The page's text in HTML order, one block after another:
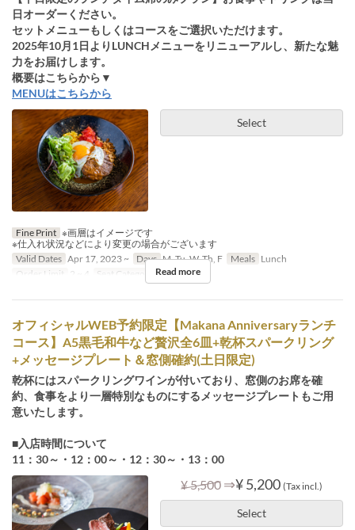
日オーダーください。
セットメニューもしくはコースをご選択いただけます。
2025年10月1日よりLUNCHメニューをリニューアルし、新たな魅
力をお届けします。
概要はこちらから▼
MENUはこちらから
Select
Fine Print ※画層はイメージです
※仕入れ状況などにより変更の場合がございます
Valid Dates Apr 17, 2023 ~ Days M, Tu, W, Th, F Meals Lunch
Order Limit
2 ~ 4 Seat Category Table Seat
Read more
オフィシャルWEB予約限定【Makana Anniversaryランチ
コース】A5黒毛和牛など贅沢全6皿+乾杯スパークリング
+メッセージプレート＆窓側確約(土日限定)
乾杯にはスパークリングワインが付いており、窓側のお席を確
約、食事をより一層特別なものにするメッセージプレートもご用
意いたします。
■入店時間について
11：30～・12：00～・12：30～・13：00
¥ 5,500 ⇒¥ 5,200 (Tax incl.)
Select